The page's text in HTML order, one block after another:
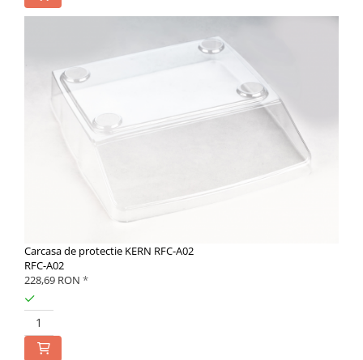
Carcasa de protectie KERN RFC-A02
RFC-A02
228,69 RON *